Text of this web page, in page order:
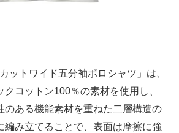
トワイド五分袖ポロシャツ」は、
コットン100％の素材を使用し、
のある機能素材を重ねた二層構造の
編み立てることで、表面は摩擦に強